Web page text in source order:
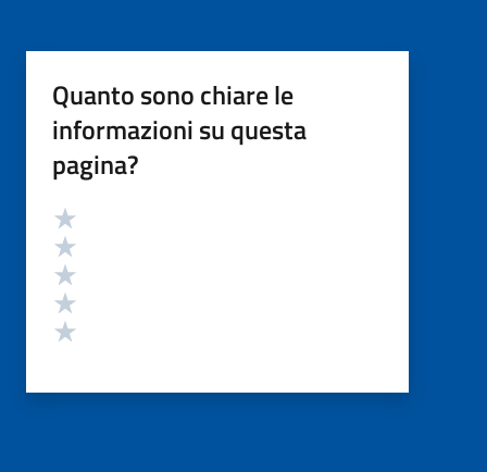
Quanto sono chiare le
informazioni su questa
pagina?
Valutazione